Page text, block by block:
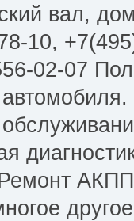
вал,
10,
02-07